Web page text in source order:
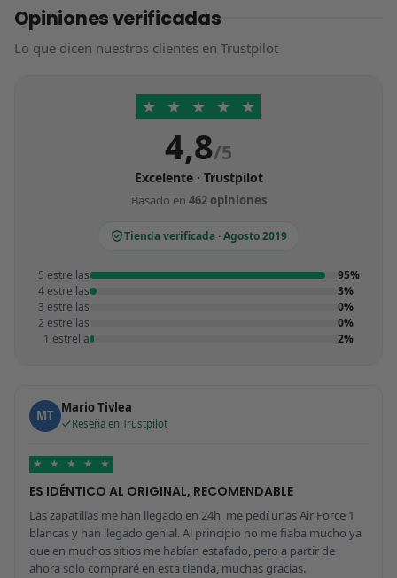
Opiniones verificadas
Lo que dicen nuestros clientes en Trustpilot
★ ★ ★ ★ ★
4,8/5
Excelente · Trustpilot
Basado en 462 opiniones
Tienda verificada · Agosto 2019
5 estrellas
95%
4 estrellas
3%
3 estrellas
0%
2 estrellas
0%
1 estrella
2%
MT Mario Tivlea
Reseña en Trustpilot
★ ★ ★ ★ ★
ES IDÉNTICO AL ORIGINAL, RECOMENDABLE
Las zapatillas me han llegado en 24h, me pedí unas Air Force 1
blancas y han llegado genial. Al principio no me fiaba mucho ya
que en muchos sitios me habían estafado, pero a partir de
ahora solo compraré en esta tienda, muchas gracias.